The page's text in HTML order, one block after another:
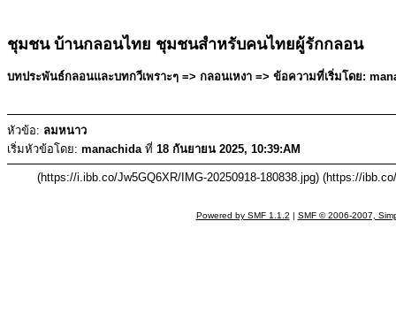
ชุมชน บ้านกลอนไทย ชุมชนสำหรับคนไทยผู้รักกลอน
บทประพันธ์กลอนและบทกวีเพราะๆ => กลอนเหงา => ข้อความที่เริ่มโดย:
หัวข้อ: ลมหนาว
เริ่มหัวข้อโดย: manachida ที่ 18 กันยายน 2025, 10:39:AM
(https://i.ibb.co/Jw5GQ6XR/IMG-20250918-180838.jpg) (https://
Powered by SMF 1.1.2 | SMF © 2006-2007,